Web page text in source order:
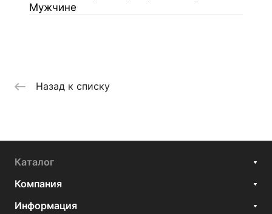
Мужчине
Назад к списку
Каталог
Компания
Информация